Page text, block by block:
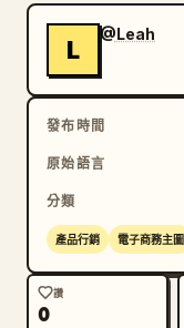
L
@Leah
發布時間
原始語言
分類
產品行銷 電子商務主圖
讚
0